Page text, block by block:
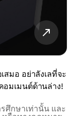
มอ อย่าลังเลที่จะ
มเมนต์ด้านล่าง!
ศึกษาเท่านั้น และ